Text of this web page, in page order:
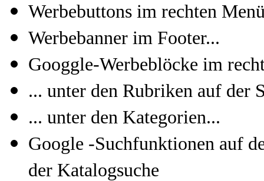
Werbebuttons im rechten
Werbebanner im Footer...
Googgle-Werbeblöcke im
... unter den Rubriken auf der
... unter den Kategorien...
Google -Suchfunktionen auf
der Katalogsuche